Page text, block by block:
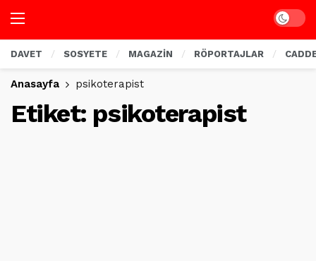
Dark
DAVET SOSYETE MAGAZİN RÖPORTAJLAR
Anasayfa psikoterapist
Etiket: psikoterapist